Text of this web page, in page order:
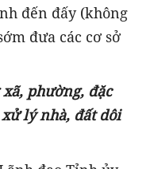
đến đấy (không
đưa các cơ sở
phường, đặc
lý nhà, đất dôi